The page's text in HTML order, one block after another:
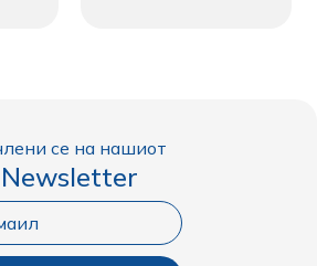
се на нашиот
Newsletter